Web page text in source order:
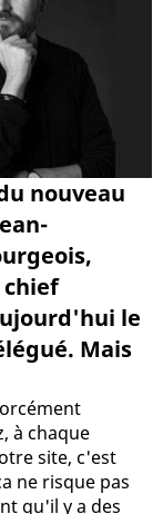
nouveau
le
Mais
à chaque
site, c'est
ne risque pas
qu'il y a des